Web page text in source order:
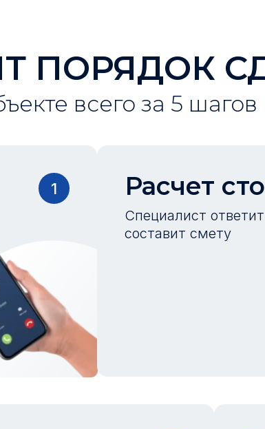
ПОРЯДОК
всего за 5 шагов
1 Расчет
Специалист
составит смету